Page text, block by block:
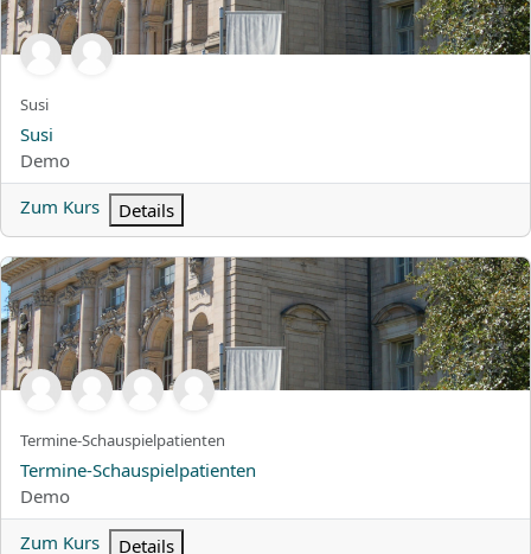
Kurzer Kursname
Susi
Kursname
Susi
Kursbereich
Demo
Zum Kurs
Details
Termine-Schauspielpatienten
Kurzer Kursname
Termine-Schauspielpatienten
Kursname
Termine-Schauspielpatienten
Kursbereich
Demo
Zum Kurs
Details